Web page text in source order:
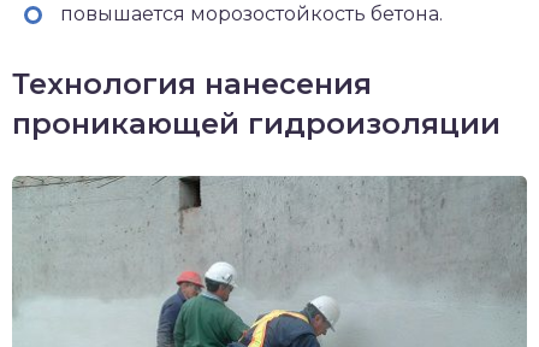
повышается морозостойкость бетона.
Технология нанесения
проникающей гидроизоляции